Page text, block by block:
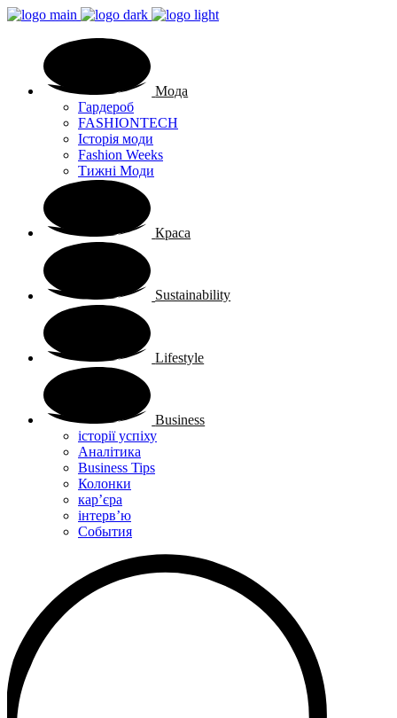
Мода
Гардероб
FASHIONTECH
Історія моди
Fashion Weeks
Тижні Моди
Краса
Sustainability
Lifestyle
Business
історії успіху
Аналітика
Business Tips
Колонки
кар’єра
інтерв’ю
Cобытия